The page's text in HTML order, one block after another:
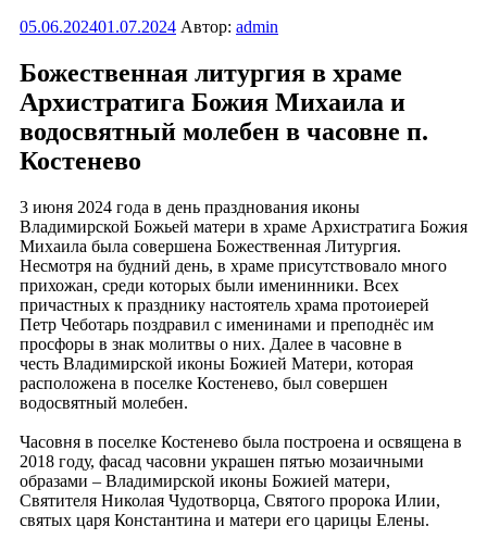
Опубликовано
05.06.202401.07.2024 Автор: admin
Божественная литургия в храме
Архистратига Божия Михаила и
водосвятный молебен в часовне п.
Костенево
3 июня 2024 года в день празднования иконы
Владимирской Божьей матери в храме Архистратига Божия
Михаила была совершена Божественная Литургия.
Несмотря на будний день, в храме присутствовало много
прихожан, среди которых были именинники. Всех
причастных к празднику настоятель храма протоиерей
Петр Чеботарь поздравил с именинами и преподнёс им
просфоры в знак молитвы о них. Далее в часовне в
честь Владимирской иконы Божией Матери, которая
расположена в поселке Костенево, был совершен
водосвятный молебен.
Часовня в поселке Костенево была построена и освящена в
2018 году, фасад часовни украшен пятью мозаичными
образами – Владимирской иконы Божией матери,
Святителя Николая Чудотворца, Святого пророка Илии,
святых царя Константина и матери его царицы Елены.